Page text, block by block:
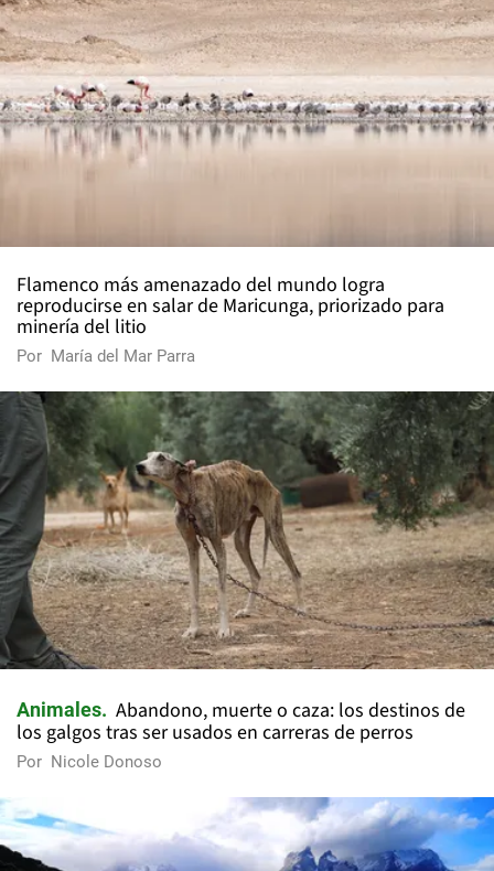
Flamenco más amenazado del mundo logra
reproducirse en salar de Maricunga, priorizado para
minería del litio
Por María del Mar Parra
Animales
Abandono, muerte o caza: los destinos de
los galgos tras ser usados en carreras de perros
Por Nicole Donoso